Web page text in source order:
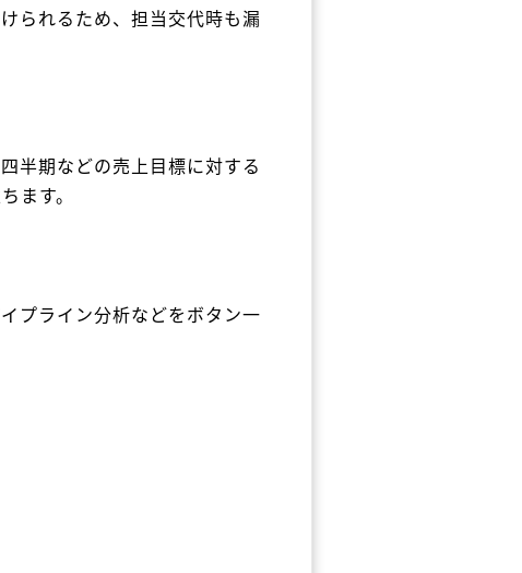
られるため、担当交代時も漏
半期などの売上目標に対する
ます。
プライン分析などをボタン一